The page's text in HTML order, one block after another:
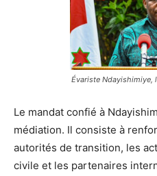
Évariste Ndayishimiye,
Le mandat confié à
médiation. Il consiste à
autorités de transition, les
civile et les partenaires